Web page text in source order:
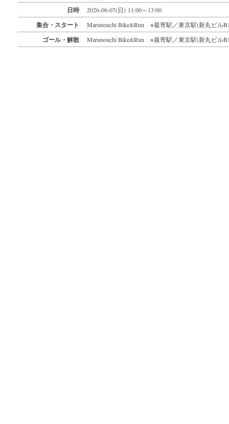
日時
2026-06-07(日) 11:00～13:00
集合・スタート Marunouchi Bike&Run ※最寄駅／東京駅(新丸ビル
ゴール・解散 Marunouchi Bike&Run ※最寄駅／東京駅(新丸ビル